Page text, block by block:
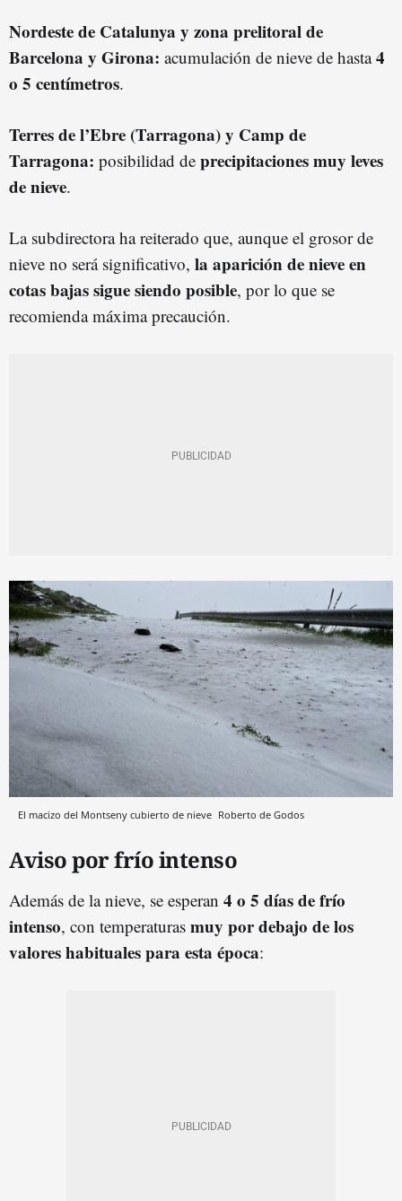
Nordeste de Catalunya y zona prelitoral de
Barcelona y Girona: acumulación de nieve de hasta4
o 5 centímetros.
Terres de l’Ebre (Tarragona) y Camp de
Tarragona: posibilidad de precipitaciones muy leves
de nieve.
La subdirectora ha reiterado que, aunque el grosor de
nieve no será significativo, la aparición de nieve en
cotas bajas sigue siendo posible, por lo que se
recomienda máxima precaución.
El macizo del Montseny cubierto de nieve Roberto de Godos
Aviso por frío intenso
Además de la nieve, se esperan 4 o 5 días de frío
intenso, con temperaturas muy por debajo de los
valores habituales para esta época: